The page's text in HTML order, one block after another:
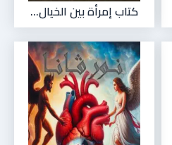
كتاب إمرأة بين الخيال...